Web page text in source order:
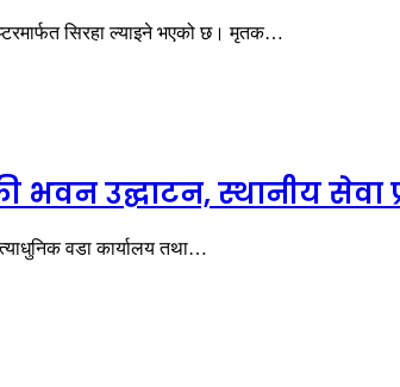
सिरहा ल्याइने भएको छ। मृतक…
भवन उद्घाटन, स्थानीय सेवा
वडा कार्यालय तथा…